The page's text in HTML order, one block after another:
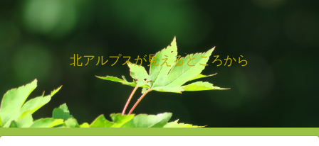
北アルプスが見えるところから